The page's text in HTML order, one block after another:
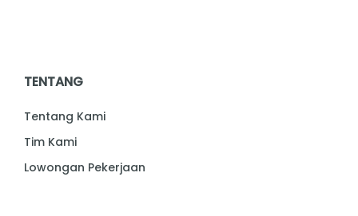
TENTANG
Tentang Kami
Tim Kami
Lowongan Pekerjaan